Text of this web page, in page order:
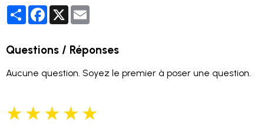
PartagerFacebook
X
Questions / Réponses
Aucune question. Soyez le premier à poser une question.
★★★★★